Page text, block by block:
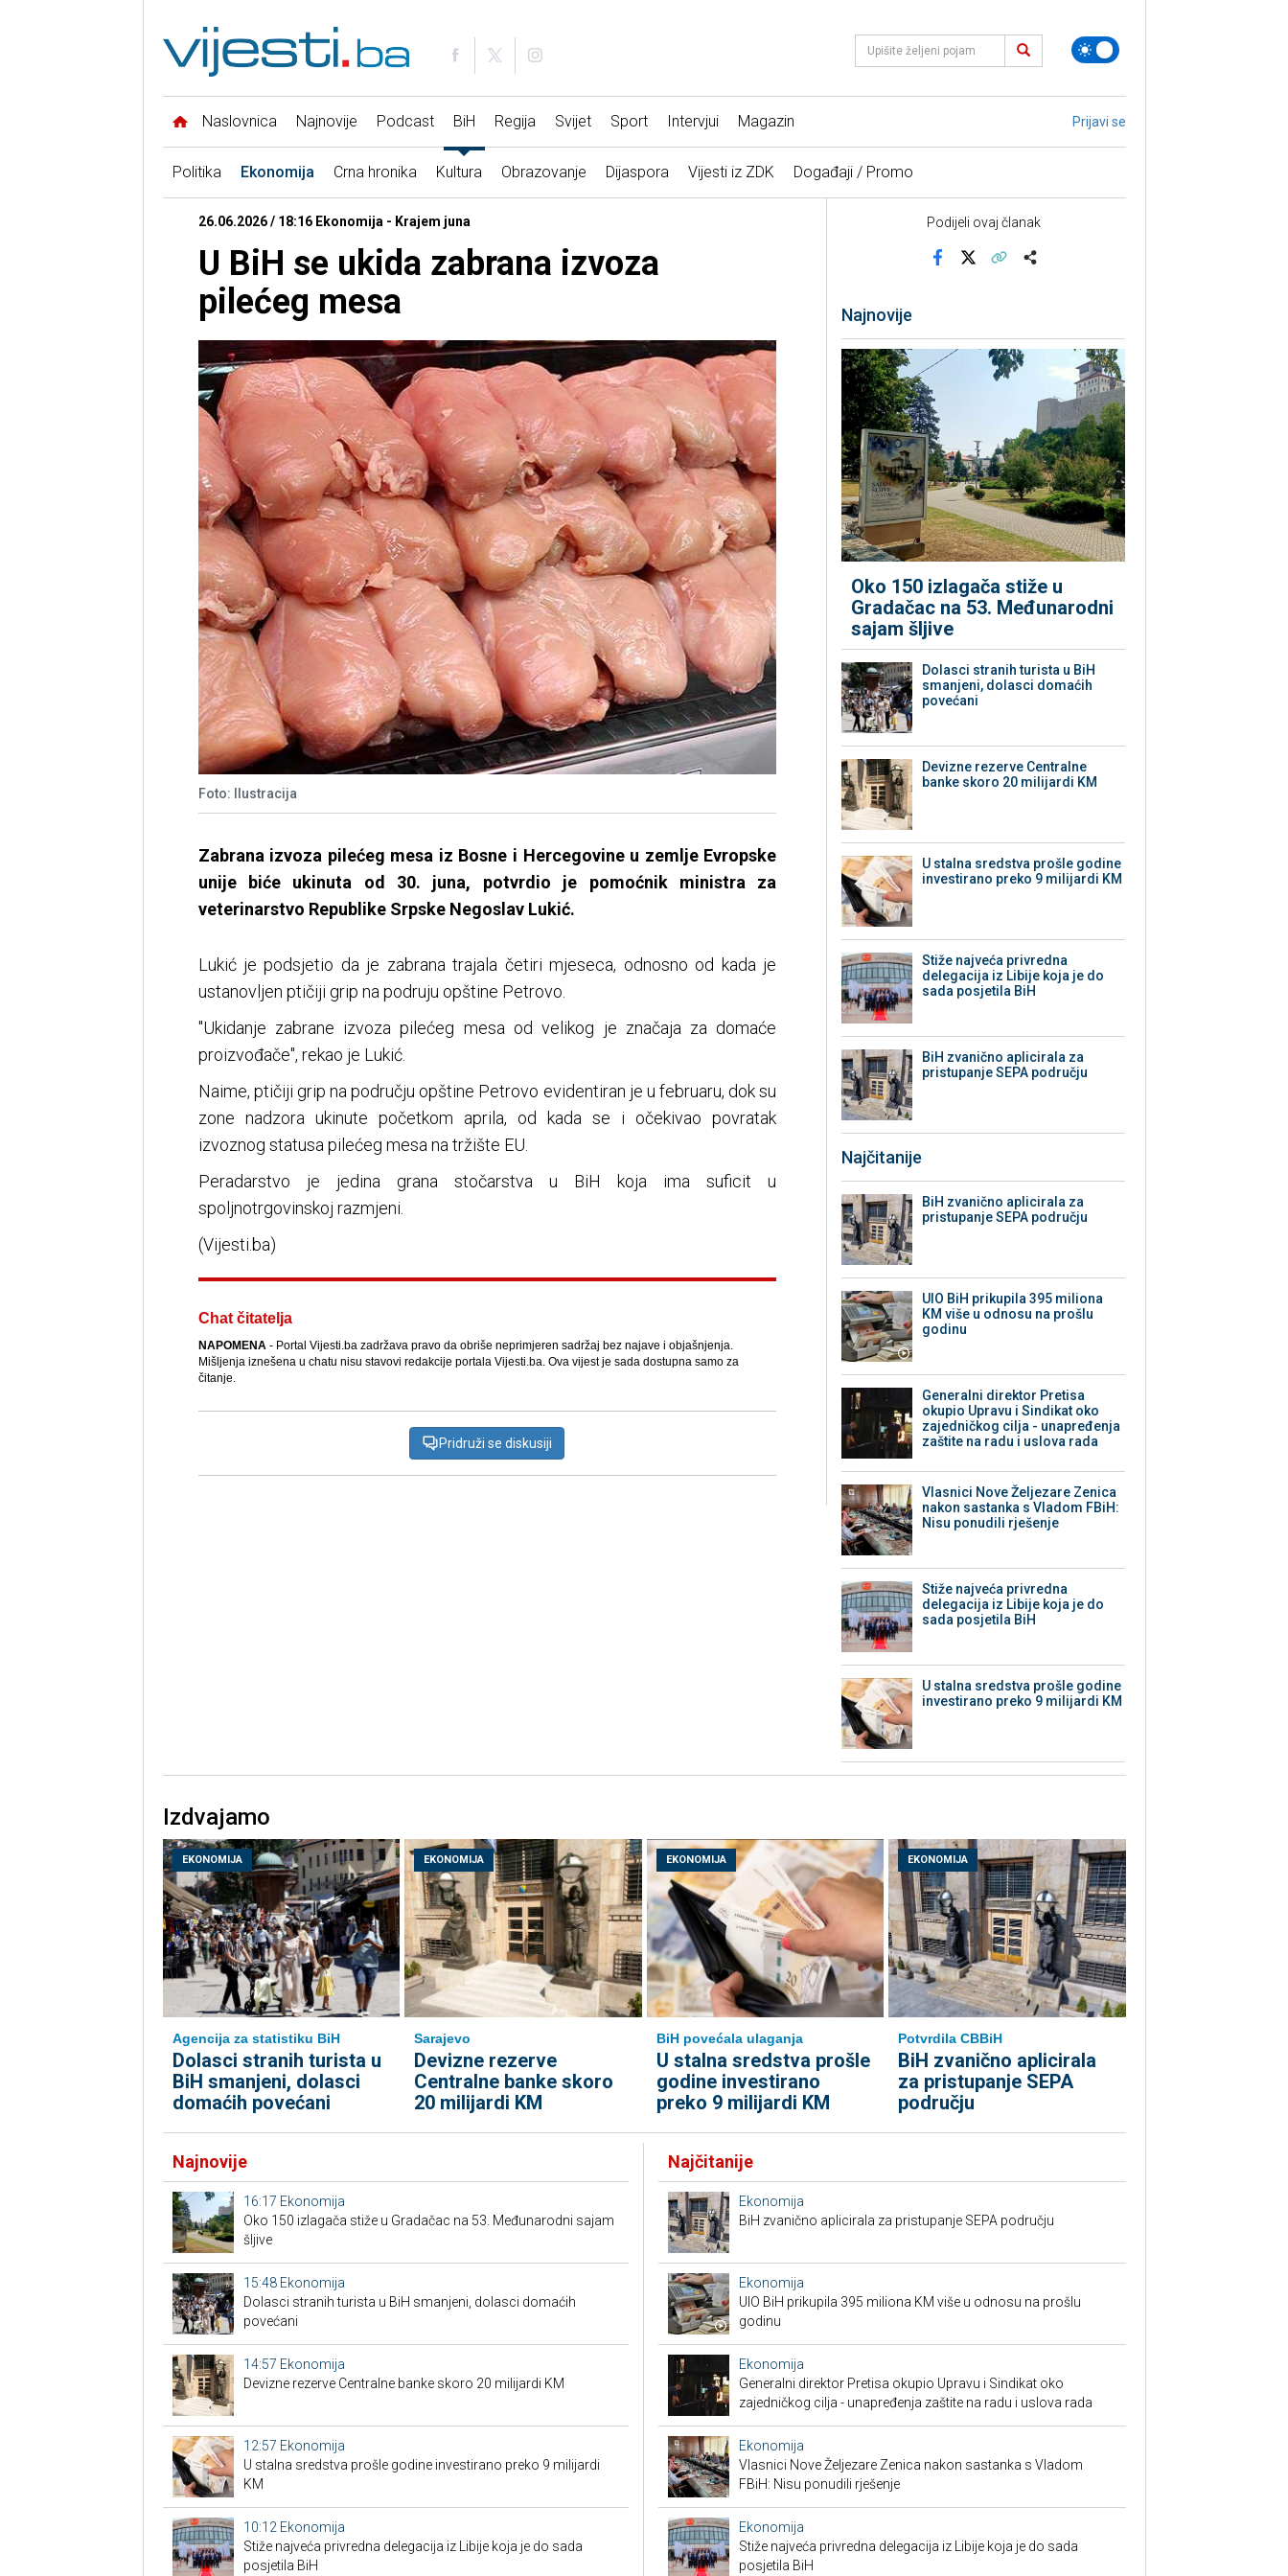
Naslovnica Najnovije Podcast BiH Regija Svijet Sport Intervjui Magazin Prijavi se
Politika Ekonomija Crna hronika Kultura Obrazovanje Dijaspora Vijesti iz ZDK Događaji / Promo
26.06.2026 / 18:16 Ekonomija - Krajem juna
U BiH se ukida zabrana izvoza
pilećeg mesa
Foto: Ilustracija
Zabrana izvoza pilećeg mesa iz Bosne i Hercegovine u zemlje Evropske
unije biće ukinuta od 30. juna, potvrdio je pomoćnik ministra za
veterinarstvo Republike Srpske Negoslav Lukić.
Lukić je podsjetio da je zabrana trajala četiri mjeseca, odnosno od kada je
ustanovljen ptičiji grip na podruju opštine Petrovo.
"Ukidanje zabrane izvoza pilećeg mesa od velikog je značaja za domaće
proizvođače", rekao je Lukić.
Naime, ptičiji grip na području opštine Petrovo evidentiran je u februaru, dok su
zone nadzora ukinute početkom aprila, od kada se i očekivao povratak
izvoznog statusa pilećeg mesa na tržište EU.
Peradarstvo je jedina grana stočarstva u BiH koja ima suficit u
spoljnotrgovinskoj razmjeni.
(Vijesti.ba)
Chat čitatelja
NAPOMENA- Portal Vijesti.ba zadržava pravo da obriše neprimjeren sadržaj bez najave i objašnjenja.
Mišljenja iznešena u chatu nisu stavovi redakcije portala Vijesti.ba. Ova vijest je sada dostupna samo za
čitanje.
Pridruži se diskusiji
Podijeli ovaj članak
Najnovije
Oko 150 izlagača stiže u
Gradačac na 53. Međunarodni
sajam šljive
Dolasci stranih turista u BiH
smanjeni, dolasci domaćih
povećani
Devizne rezerve Centralne
banke skoro 20 milijardi KM
U stalna sredstva prošle godine
investirano preko 9 milijardi KM
Stiže najveća privredna
delegacija iz Libije koja je do
sada posjetila BiH
BiH zvanično aplicirala za
pristupanje SEPA području
Najčitanije
BiH zvanično aplicirala za
pristupanje SEPA području
UIO BiH prikupila 395 miliona
KM više u odnosu na prošlu
godinu
Generalni direktor Pretisa
okupio Upravu i Sindikat oko
zajedničkog cilja - unapređenja
zaštite na radu i uslova rada
Vlasnici Nove Željezare Zenica
nakon sastanka s Vladom FBiH:
Nisu ponudili rješenje
Stiže najveća privredna
delegacija iz Libije koja je do
sada posjetila BiH
U stalna sredstva prošle godine
investirano preko 9 milijardi KM
Izdvajamo
EKONOMIJA
Agencija za statistiku BiH
Dolasci stranih turista u
BiH smanjeni, dolasci
domaćih povećani
EKONOMIJA
Sarajevo
Devizne rezerve
Centralne banke skoro
20 milijardi KM
EKONOMIJA
BiH povećala ulaganja
U stalna sredstva prošle
godine investirano
preko 9 milijardi KM
EKONOMIJA
Potvrdila CBBiH
BiH zvanično aplicirala
za pristupanje SEPA
području
Najnovije
16:17 Ekonomija
Oko 150 izlagača stiže u Gradačac na 53. Međunarodni sajam
šljive
15:48 Ekonomija
Dolasci stranih turista u BiH smanjeni, dolasci domaćih
povećani
14:57 Ekonomija
Devizne rezerve Centralne banke skoro 20 milijardi KM
12:57 Ekonomija
U stalna sredstva prošle godine investirano preko 9 milijardi
KM
10:12 Ekonomija
Stiže najveća privredna delegacija iz Libije koja je do sada
posjetila BiH
Najčitanije
Ekonomija
BiH zvanično aplicirala za pristupanje SEPA području
Ekonomija
UIO BiH prikupila 395 miliona KM više u odnosu na prošlu
godinu
Ekonomija
Generalni direktor Pretisa okupio Upravu i Sindikat oko
zajedničkog cilja - unapređenja zaštite na radu i uslova rada
Ekonomija
Vlasnici Nove Željezare Zenica nakon sastanka s Vladom
FBiH: Nisu ponudili rješenje
Ekonomija
Stiže najveća privredna delegacija iz Libije koja je do sada
posjetila BiH